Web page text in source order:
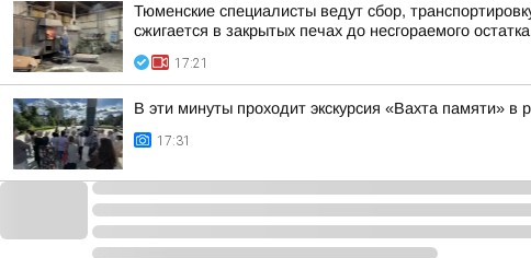
Тюменские специалисты ведут сбор,
сжигается в закрытых печах до несгораемого
17:21
В эти минуты проходит экскурсия «Вахта памяти» в
17:31